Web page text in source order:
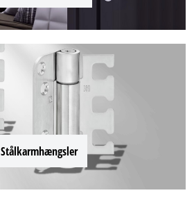
Stålkarmhængsler